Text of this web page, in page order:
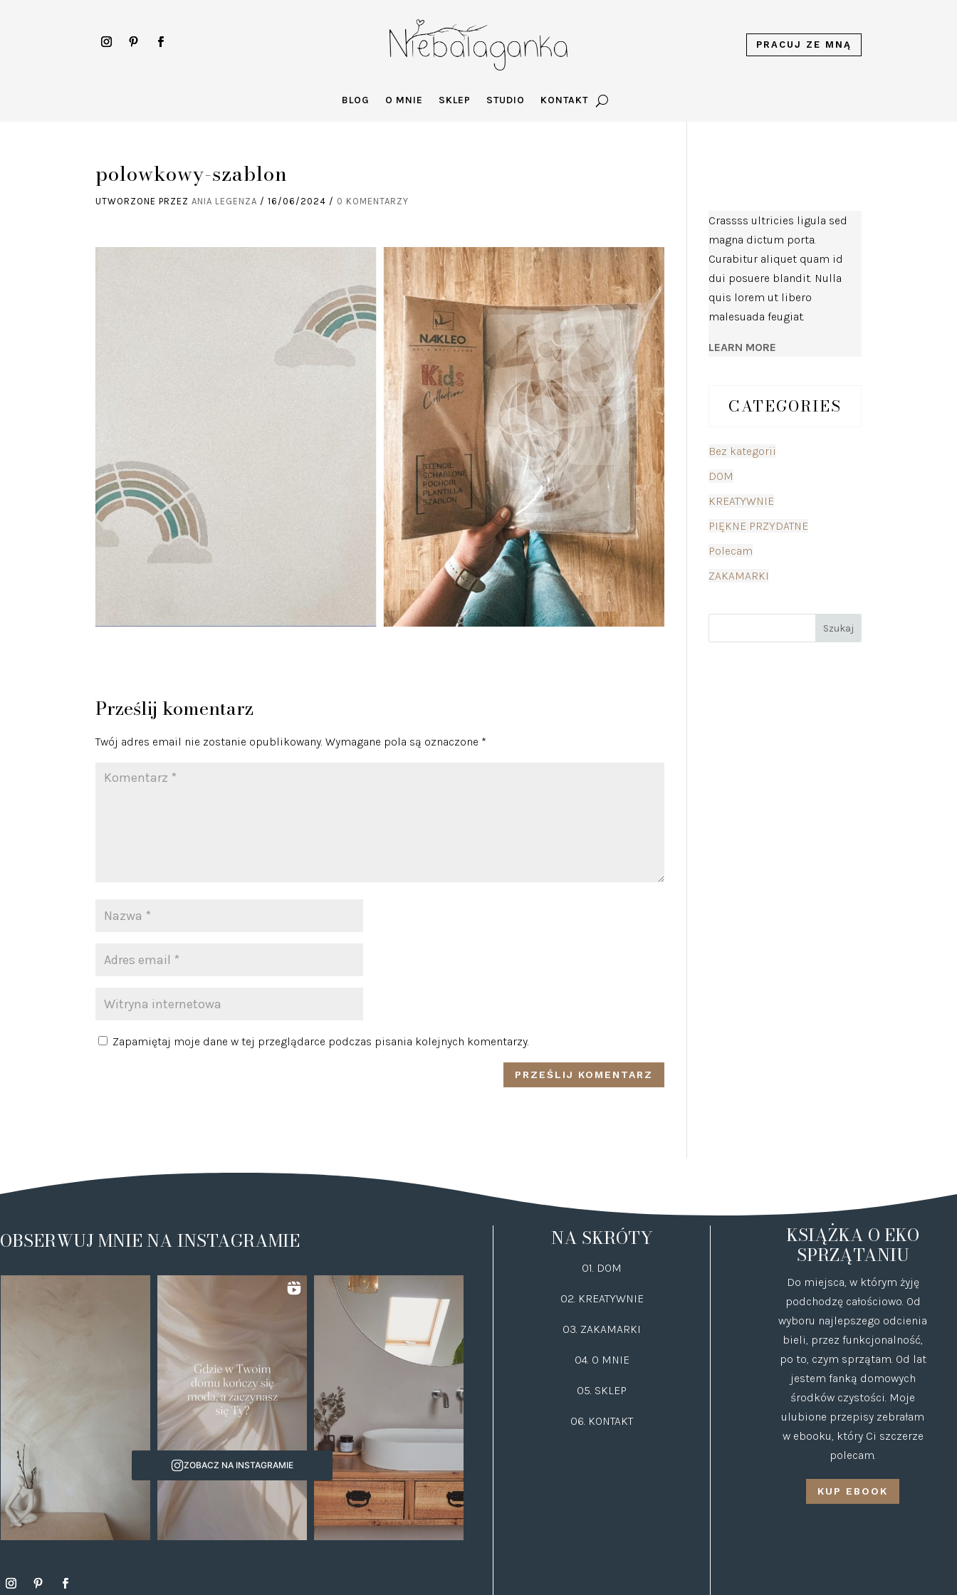
PRACUJ ZE MNĄ
BLOG O MNIE SKLEP STUDIO KONTAKT
polowkowy-szablon
UTWORZONE PRZEZANIA LEGENZA /16/06/2024 / 0 KOMENTARZY
Prześlij komentarz
Twój adres email nie zostanie opublikowany. Wymagane pola są oznaczone *
Zapamiętaj moje dane w tej przeglądarce podczas pisania kolejnych komentarzy.
Crassss ultricies ligula sed
magna dictum porta.
Curabitur aliquet quam id
dui posuere blandit. Nulla
quis lorem ut libero
malesuada feugiat.
LEARN MORE
CATEGORIES
Bez kategorii
DOM
KREATYWNIE
PIĘKNE PRZYDATNE
Polecam
ZAKAMARKI
OBSERWUJ MNIE NA INSTAGRAMIE
ZOBACZ NA INSTAGRAMIE
NA SKRÓTY
01. DOM
02. KREATYWNIE
03. ZAKAMARKI
04. O MNIE
05. SKLEP
06. KONTAKT
KSIĄŻKA O EKO
SPRZĄTANIU
Do miejsca, w którym żyję
podchodzę całościowo. Od
wyboru najlepszego odcienia
bieli, przez funkcjonalność,
po to, czym sprzątam. Od lat
jestem fanką domowych
środków czystości. Moje
ulubione przepisy zebrałam
w ebooku, który Ci szczerze
polecam.
KUP EBOOK